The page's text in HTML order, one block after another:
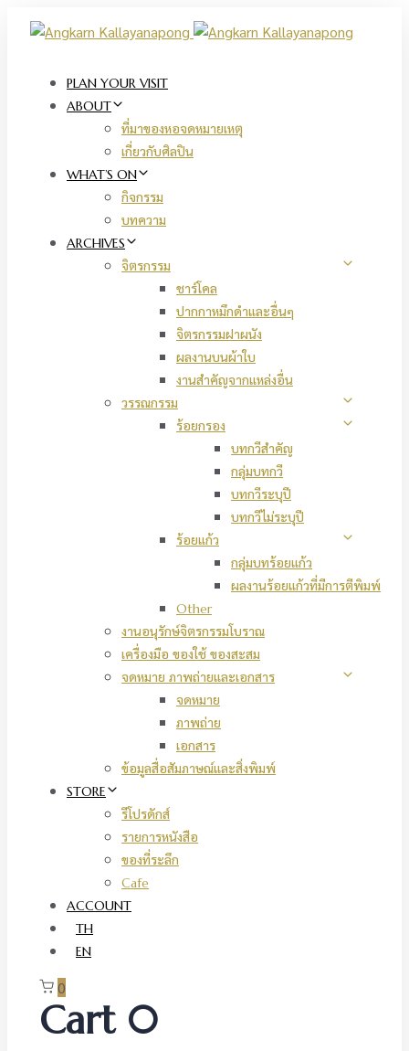
Skip
links
Skip
navigationPLAN YOUR VISIT
ABOUT
ที่มาของหอจดหมายเหตุ
เกี่ยวกับศิลปิน
WHAT’S ON
กิจกรรม
บทความ
ARCHIVES
จิตรกรรม
ชาร์โคล
ปากกาหมึกดำและอื่นๆ
จิตรกรรมฝาผนัง
ผลงานบนผ้าใบ
งานสำคัญจากแหล่งอื่น
วรรณกรรม
ร้อยกรอง
บทกวีสำคัญ
กลุ่มบทกวี
บทกวีระบุปี
บทกวีไม่ระบุปี
ร้อยแก้ว
กลุ่มบทร้อยแก้ว
ผลงานร้อยแก้วที่มีการตีพิมพ์
Other
งานอนุรักษ์จิตรกรรมโบราณ
เครื่องมือ ของใช้ ของสะสม
จดหมาย ภาพถ่ายและเอกสาร
จดหมาย
ภาพถ่าย
เอกสาร
ข้อมูลสื่อสัมภาษณ์และสิ่งพิมพ์
STORE
รีโปรดักส์
รายการหนังสือ
ของที่ระลึก
Cafe
ACCOUNT
TH
EN
0
Cart 0